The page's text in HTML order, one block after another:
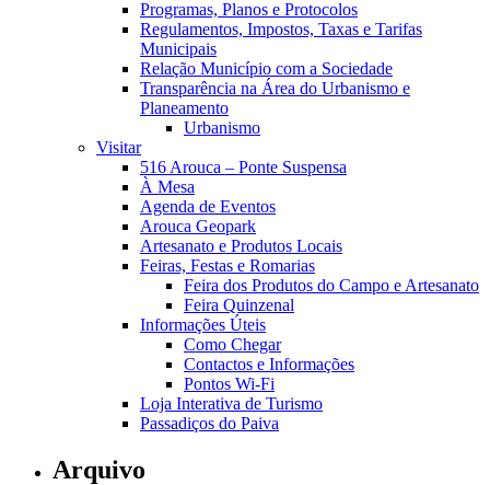
Programas, Planos e Protocolos
Regulamentos, Impostos, Taxas e Tarifas
Municipais
Relação Município com a Sociedade
Transparência na Área do Urbanismo e
Planeamento
Urbanismo
Visitar
516 Arouca – Ponte Suspensa
À Mesa
Agenda de Eventos
Arouca Geopark
Artesanato e Produtos Locais
Feiras, Festas e Romarias
Feira dos Produtos do Campo e Artesanato
Feira Quinzenal
Informações Úteis
Como Chegar
Contactos e Informações
Pontos Wi-Fi
Loja Interativa de Turismo
Passadiços do Paiva
Arquivo